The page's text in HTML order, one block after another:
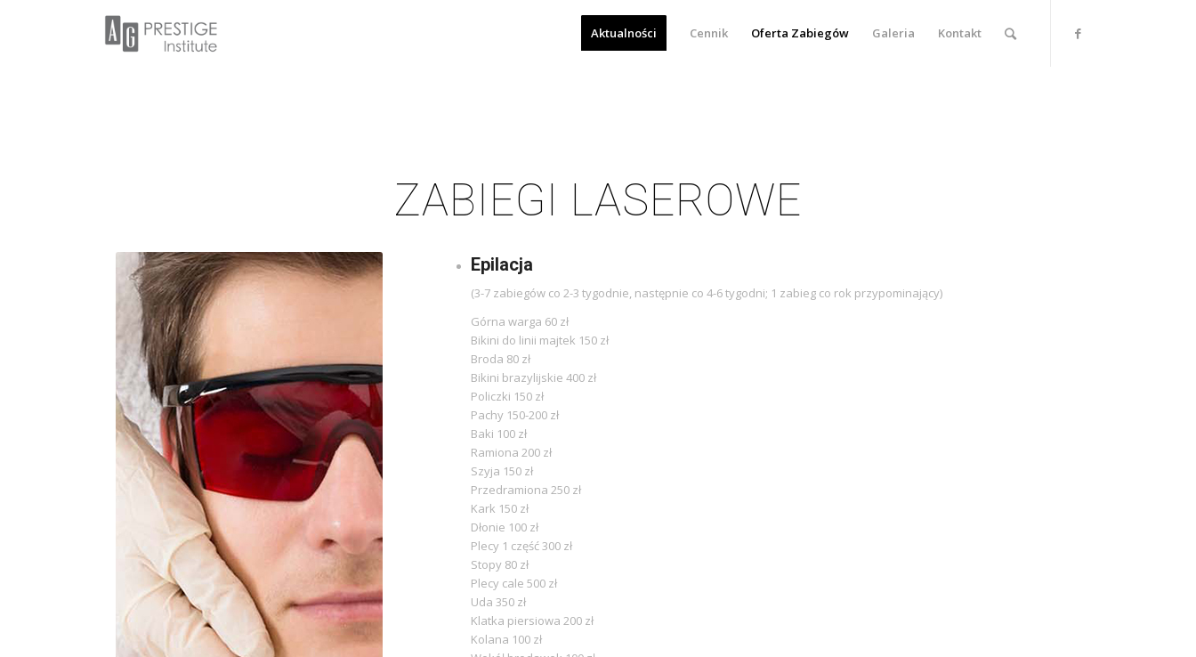
Aktualności Cennik Oferta Zabiegów Galeria Kontakt
ZABIEGI LASEROWE
Epilacja
(3-7 zabiegów co 2-3 tygodnie, następnie co 4-6 tygodni; 1 zabieg co rok przypominający)
Górna warga 60 zł
Bikini do linii majtek 150 zł
Broda 80 zł
Bikini brazylijskie 400 zł
Policzki 150 zł
Pachy 150-200 zł
Baki 100 zł
Ramiona 200 zł
Szyja 150 zł
Przedramiona 250 zł
Kark 150 zł
Dłonie 100 zł
Plecy 1 część 300 zł
Stopy 80 zł
Plecy cale 500 zł
Uda 350 zł
Klatka piersiowa 200 zł
Kolana 100 zł